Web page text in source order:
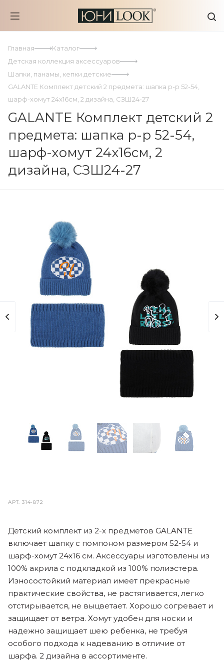
Главная
Каталог
Детская коллекция аксессуаров
Шапки, панамы, кепки детские
GALANTE Комплект детский 2 предмета: шапка р-р 52-54,
шарф-хомут 24x16см, 2 дизайна, СЗШ24-27
GALANTE Комплект детский 2
предмета: шапка р-р 52-54,
шарф-хомут 24x16см, 2
дизайна, СЗШ24-27
АРТ.314-872
Детский комплект из 2-х предметов GALANTE
включает шапку с помпоном размером 52-54 и
шарф-хомут 24x16 см. Аксессуары изготовлены из
100% акрила с подкладкой из 100% полиэстера.
Износостойкий материал имеет прекрасные
практические свойства, не растягивается, легко
отстирывается, не выцветает. Хорошо согревает и
защищает от ветра. Хомут удобен для носки и
надежно защищает шею ребенка, не требуя
особого подхода к надеванию в отличие от
шарфа. 2 дизайна в ассортименте.